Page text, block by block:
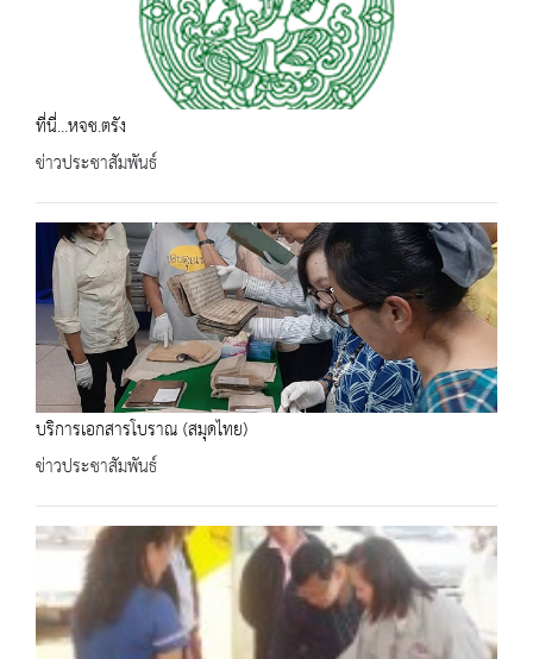
ที่นี่...หจช.ตรัง
ข่าวประชาสัมพันธ์
บริการเอกสารโบราณ (สมุดไทย)
ข่าวประชาสัมพันธ์